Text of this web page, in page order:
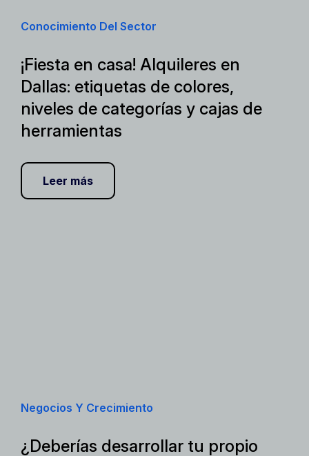
Conocimiento Del Sector
¡Fiesta en casa! Alquileres en
Dallas: etiquetas de colores,
niveles de categorías y cajas de
herramientas
Leer más
Negocios Y Crecimiento
¿Deberías desarrollar tu propio